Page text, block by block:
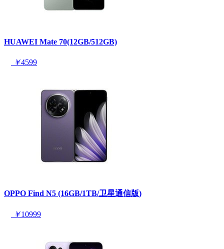
HUAWEI Mate 70(12GB/512GB)
￥4599
OPPO Find N5 (16GB/1TB/卫星通信版)
￥10999